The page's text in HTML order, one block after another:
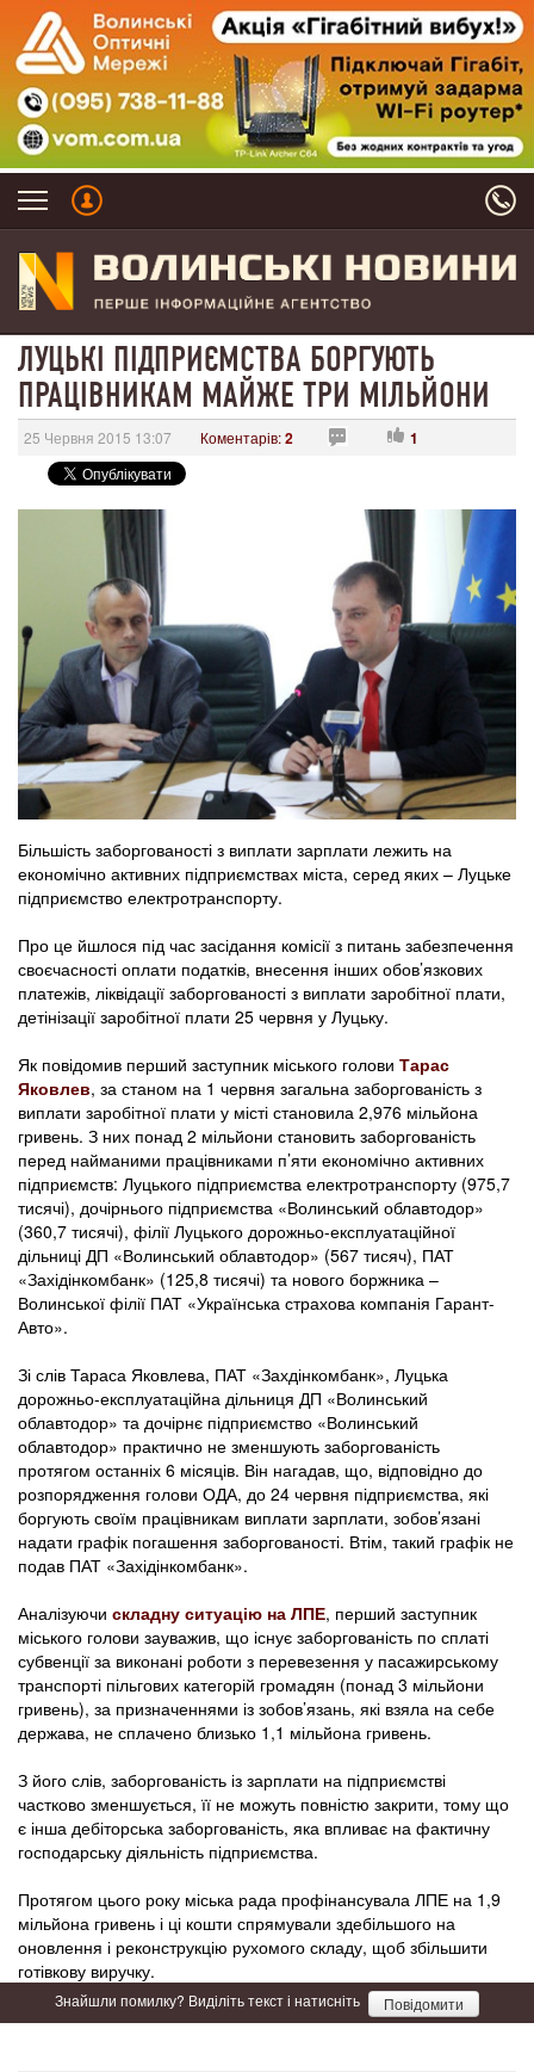
ЛУЦЬКІ ПІДПРИЄМСТВА БОРГУЮТЬ
ПРАЦІВНИКАМ МАЙЖЕ ТРИ МІЛЬЙОНИ
25 Червня 2015 13:07 Коментарів:2 1
Більшість заборгованості з виплати зарплати лежить на
економічно активних підприємствах міста, серед яких – Луцьке
підприємство електротранспорту.
Про це йшлося під час засідання комісії з питань забезпечення
своєчасності оплати податків, внесення інших обов’язкових
платежів, ліквідації заборгованості з виплати заробітної плати,
детінізації заробітної плати 25 червня у Луцьку.
Як повідомив перший заступник міського голови Тарас
Яковлев, за станом на 1 червня загальна заборгованість з
виплати заробітної плати у місті становила 2,976 мільйона
гривень. З них понад 2 мільйони становить заборгованість
перед найманими працівниками п’яти економічно активних
підприємств: Луцького підприємства електротранспорту (975,7
тисячі), дочірнього підприємства «Волинський облавтодор»
(360,7 тисячі), філії Луцького дорожньо-експлуатаційної
дільниці ДП «Волинський облавтодор» (567 тисяч), ПАТ
«Західінкомбанк» (125,8 тисячі) та нового боржника –
Волинської філії ПАТ «Українська страхова компанія Гарант-
Авто».
Зі слів Тараса Яковлева, ПАТ «Захдінкомбанк», Луцька
дорожньо-експлуатаційна дільниця ДП «Волинський
облавтодор» та дочірнє підприємство «Волинський
облавтодор» практично не зменшують заборгованість
протягом останніх 6 місяців. Він нагадав, що, відповідно до
розпорядження голови ОДА, до 24 червня підприємства, які
боргують своїм працівникам виплати зарплати, зобов’язані
надати графік погашення заборгованості. Втім, такий графік не
подав ПАТ «Західінкомбанк».
Аналізуючи складну ситуацію на ЛПЕ, перший заступник
міського голови зауважив, що існує заборгованість по сплаті
субвенції за виконані роботи з перевезення у пасажирському
транспорті пільгових категорій громадян (понад 3 мільйони
гривень), за призначеннями із зобов’язань, які взяла на себе
держава, не сплачено близько 1,1 мільйона гривень.
З його слів, заборгованість із зарплати на підприємстві
частково зменшується, її не можуть повністю закрити, тому що
є інша дебіторська заборгованість, яка впливає на фактичну
господарську діяльність підприємства.
Протягом цього року міська рада профінансувала ЛПЕ на 1,9
мільйона гривень і ці кошти спрямували здебільшого на
оновлення і реконструкцію рухомого складу, щоб збільшити
готівкову виручку.
Знайшли помилку? Виділіть текст і натисніть Повідомити